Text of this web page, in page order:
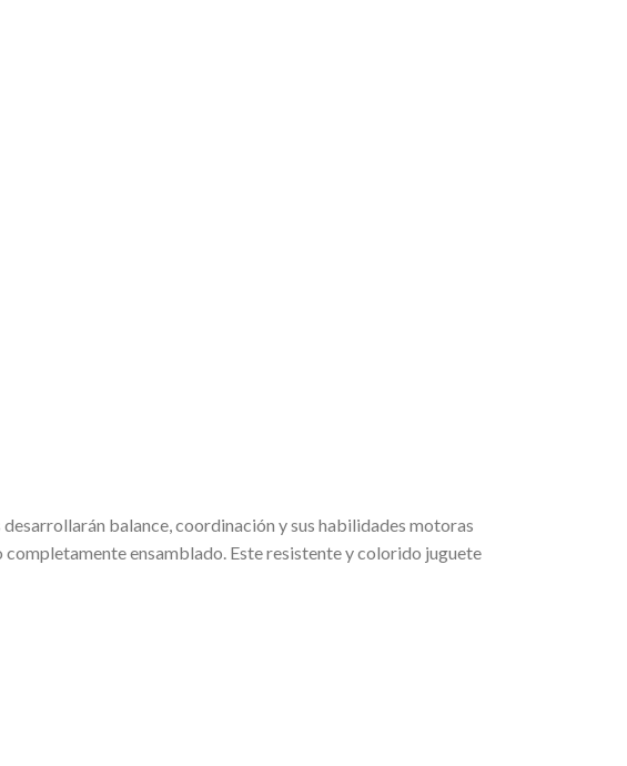
balance, coordinación y sus habilidades motoras
ensamblado. Este resistente y colorido juguete